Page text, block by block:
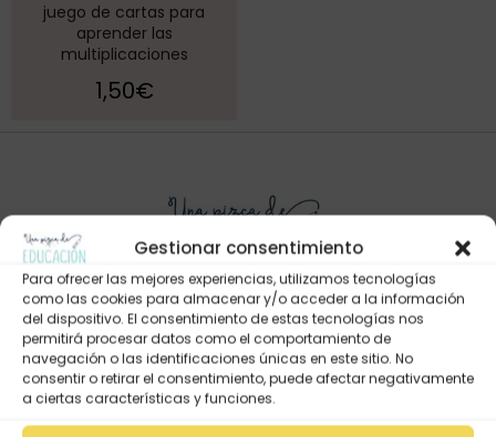
Gestionar consentimiento
Para ofrecer las mejores experiencias, utilizamos tecnologías
como las cookies para almacenar y/o acceder a la información
del dispositivo. El consentimiento de estas tecnologías nos
permitirá procesar datos como el comportamiento de
navegación o las identificaciones únicas en este sitio. No
consentir o retirar el consentimiento, puede afectar negativamente
a ciertas características y funciones.
juego de cartas para
aprender las
multiplicaciones
1,50€
Mi Cuenta
Lista de deseos
Mi Perfil